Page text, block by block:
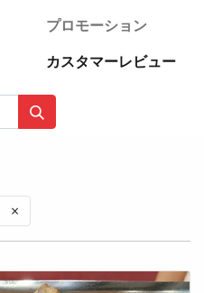
プロモーション
カスタマーレビュー
×